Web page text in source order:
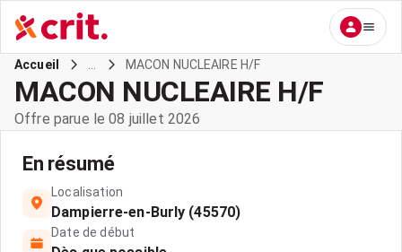
Accueil MACON NUCLEAIRE H/F
MACON NUCLEAIRE H/F
Offre parue le 08 juillet 2026
En résumé
Localisation
Dampierre-en-Burly (45570)
Date de début